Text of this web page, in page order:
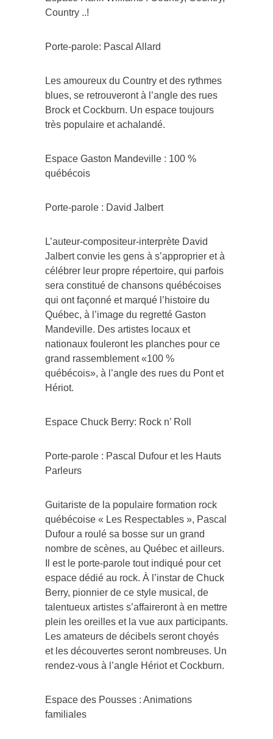
Country ..!
Porte-parole: Pascal Allard
Les amoureux du Country et des rythmes
blues, se retrouveront à l’angle des rues
Brock et Cockburn. Un espace toujours
très populaire et achalandé.
Espace Gaston Mandeville : 100 %
québécois
Porte-parole : David Jalbert
L’auteur-compositeur-interprète David
Jalbert convie les gens à s’approprier et à
célébrer leur propre répertoire, qui parfois
sera constitué de chansons québécoises
qui ont façonné et marqué l’histoire du
Québec, à l’image du regretté Gaston
Mandeville. Des artistes locaux et
nationaux fouleront les planches pour ce
grand rassemblement «100 %
québécois», à l’angle des rues du Pont et
Hériot.
Espace Chuck Berry: Rock n’ Roll
Porte-parole : Pascal Dufour et les Hauts
Parleurs
Guitariste de la populaire formation rock
québécoise « Les Respectables », Pascal
Dufour a roulé sa bosse sur un grand
nombre de scènes, au Québec et ailleurs.
Il est le porte-parole tout indiqué pour cet
espace dédié au rock. À l’instar de Chuck
Berry, pionnier de ce style musical, de
talentueux artistes s’affaireront à en mettre
plein les oreilles et la vue aux participants.
Les amateurs de décibels seront choyés
et les découvertes seront nombreuses. Un
rendez-vous à l’angle Hériot et Cockburn.
Espace des Pousses : Animations
familiales